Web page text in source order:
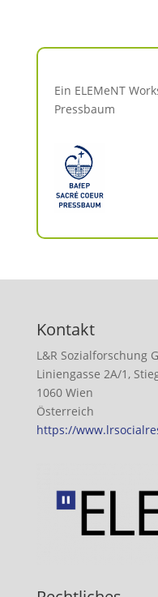
Ein ELEMeNT
Pressbaum
Kontakt
L&R Sozialforschung
Liniengasse 2A/1,
1060 Wien
Österreich
https://